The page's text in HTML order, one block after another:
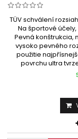
TÜV schválení
Na športové
Pevná konštrukcia,
vysoko pevného
použitie
povrchu ultra